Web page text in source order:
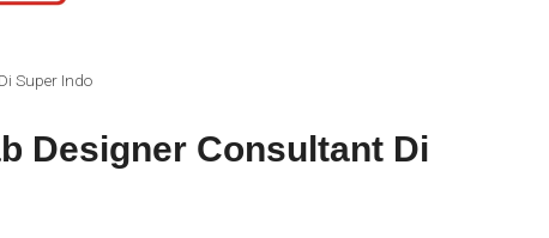
Super Indo
Designer Consultant Di